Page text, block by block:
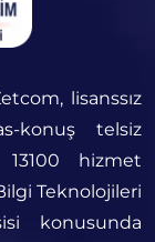
lisanssız
konuş telsiz
13100 hizmet
Teknolojileri
konusunda